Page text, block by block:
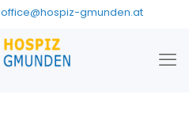
office@hospiz-gmunden.at